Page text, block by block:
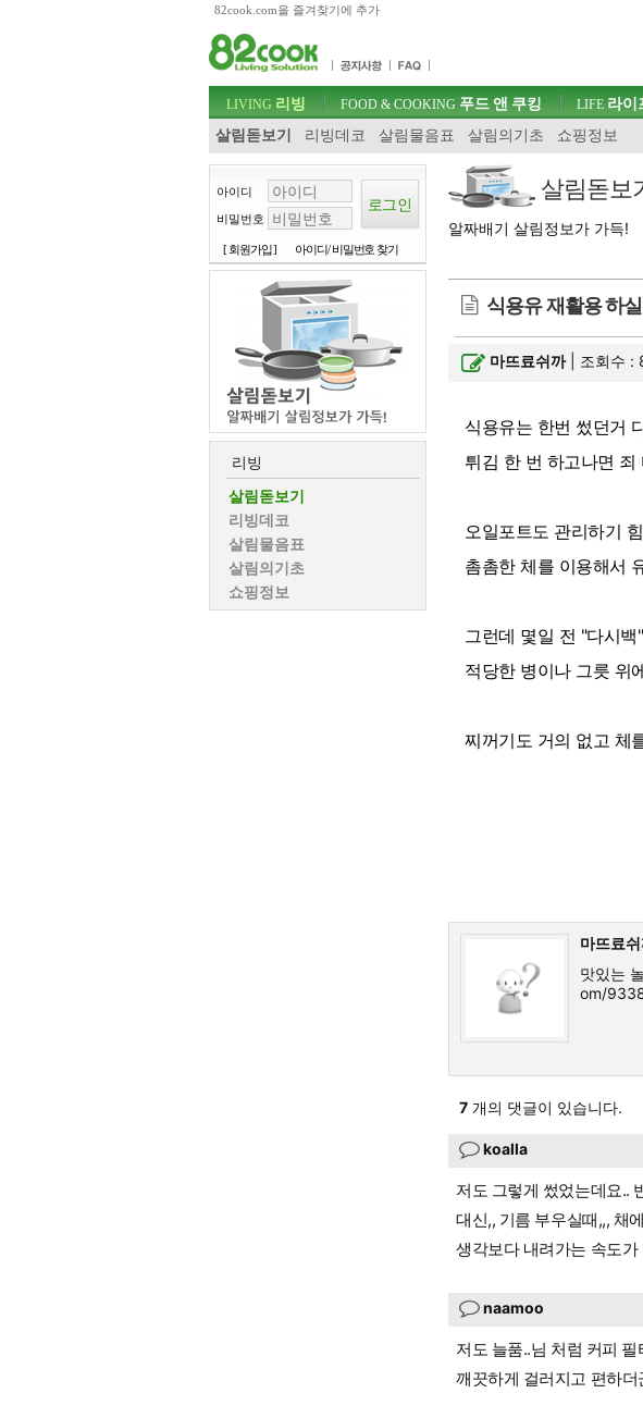
82cook.com을 즐겨찾기에 추가
주메뉴 바로가기
컨텐츠 바로가기
검색 바로가기
로그인 바로가기
주메뉴
LIVING 리빙
살림돋보기
리빙데코 살림물음표 살림의기초 쇼핑정보
FOOD & COOKING 푸드 앤 쿠킹 LIFE 라이
아이디
비밀번호
[ 회원가입 ] 아이디/ 비밀번호 찾기
리빙
살림돋보기
리빙데코
살림물음표
살림의기초
쇼핑정보
살림돋보
알짜배기 살림정보가 가득!
식용유 재활용 하
마뜨료쉬까| 조회수 :
식용유는 한번 썼던거
튀김 한 번 하고나면 죄
오일포트도 관리하기
촘촘한 체를 이용해서
그런데 몇일 전 "다시
적당한 병이나 그릇 위
찌꺼기도 거의 없고 체
마뜨료
맛있는
om/
7 개의 댓글이 있습니다.
koalla
저도 그렇게 썼었는데요..
대신,, 기름 부우실때,,, 채
생각보다 내려가는 속도
naamoo
저도 늘품..님 처럼 커피 필
깨끗하게 걸러지고 편하더